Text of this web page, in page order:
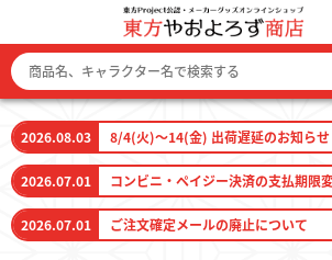
ログイン / 会員登録
ファッション
2026.08.03 8/4(火)～14(金) 出荷遅延のお知らせ
2026.07.01 コンビニ・ペイジー決済の支払期限
2026.07.01 ご注文確定メールの廃止について